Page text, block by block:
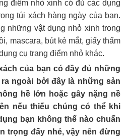
điểm nhỏ xinh có đủ các dụng
túi xách hàng ngày của bạn.
những vật dụng nhỏ xinh trong
mascara, bút kẻ mắt, giấy thấm
cụ trang điểm nhỏ khác.
của bạn có đầy đủ những
ngoài bởi đây là những sản
hề lớn hoặc gây nặng nề
nếu thiếu chúng có thể khi
bạn không thể nào chuẩn
trọng đấy nhé, vậy nên đừng